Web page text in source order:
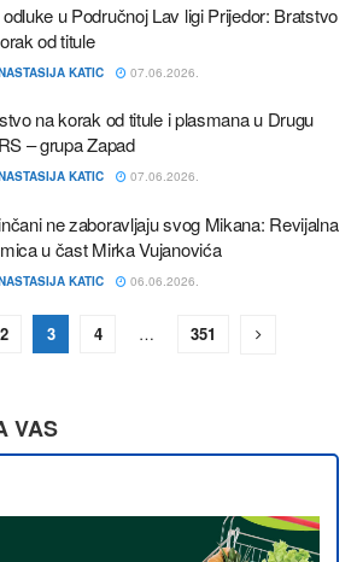
u Područnoj Lav ligi Prijedor: Bratstvo
od titule
KATIC 07.06.2026.
na korak od titule i plasmana u Drugu
– grupa Zapad
KATIC 07.06.2026.
ne zaboravljaju svog Mikana: Revijalna
u čast Mirka Vujanovića
KATIC 06.06.2026.
2 3 4 … 351
VAS